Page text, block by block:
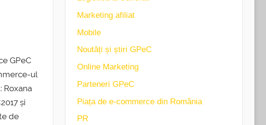
GPeC
ul
Roxana
și
de
Marketing afiliat
Mobile
Noutăți și știri GPeC
Online Marketing
Parteneri GPeC
Piața de e-commerce din România
PR